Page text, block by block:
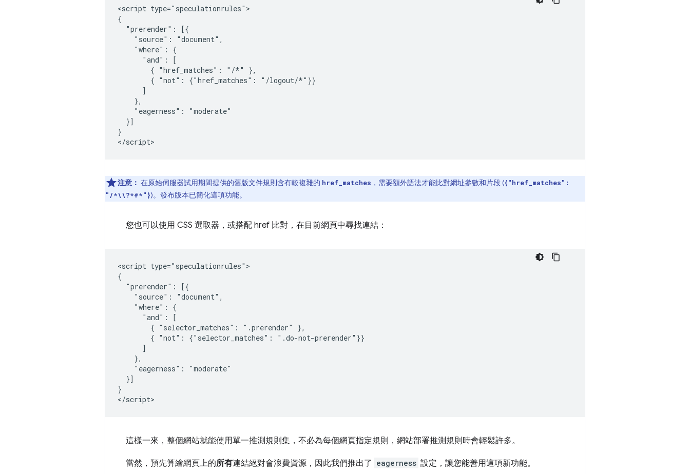
<script type="speculationrules">
{
  "prerender": [{
    "source": "document",
    "where": {
      "and": [
        { "href_matches": "/*" },
        { "not": {"href_matches": "/logout/*"}}
      ]
    },
    "eagerness": "moderate"
  }]
}
注意： 在原始伺服器試用期間提供的舊版文件規則含有較複雜的 href_matches ，需要額外語法才能比對網址參數和片段 ({"href_matches":
"/*\\?*#*"})。發布版本已簡化這項功能。
您也可以使用 CSS 選取器，或搭配 href 比對，在目前網頁中尋找連結：
<script type="speculationrules">
{
  "prerender": [{
    "source": "document",
    "where": {
      "and": [
        { "selector_matches": ".prerender" },
        { "not": {"selector_matches": ".do-not-prerender"}}
      ]
    },
    "eagerness": "moderate"
  }]
}
這樣一來，整個網站就能使用單一推測規則集，不必為每個網頁指定規則，網站部署推測規則時會輕鬆許多。
當然，預先算繪網頁上的所有連結絕對會浪費資源，因此我們推出了 eagerness 設定，讓您能善用這項新功能。